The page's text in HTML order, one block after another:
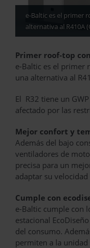
e-Baltic es el primer
alternativa al R410A
Primer roof-top
e-Baltic es el primer
una alternativa al
El R32 tiene un
afectado por las
Mejor confort y
Además del bajo
ventiladores de
precisa para un
adaptar su velocidad
Cumple con
e-Baltic cumple con
estacional
del consumo.
permiten a la